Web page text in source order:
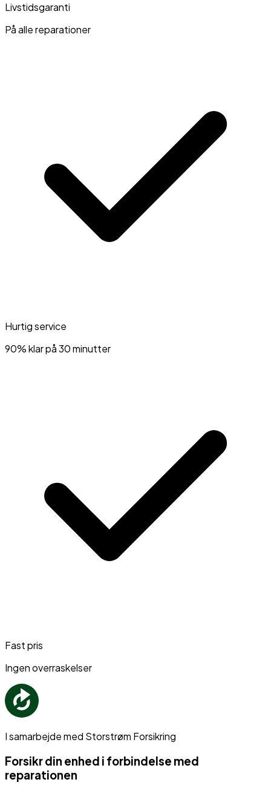
Livstidsgaranti
På alle reparationer
Hurtig service
90% klar på 30 minutter
Fast pris
Ingen overraskelser
I samarbejde med Storstrøm Forsikring
Forsikr din enhed i forbindelse med
reparationen